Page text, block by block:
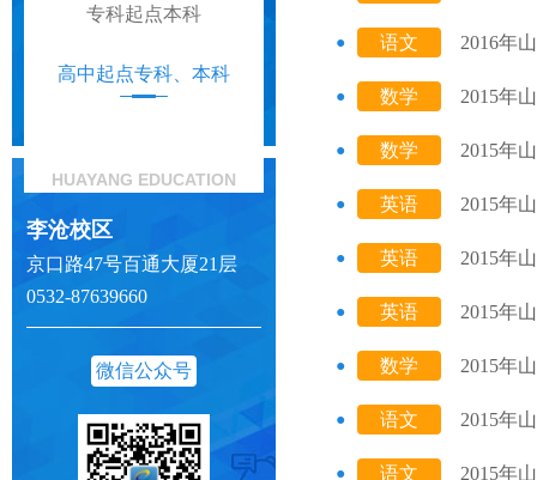
专科起点本科
高中起点专科、本科
HUAYANG EDUCATION
李沧校区
京口路47号百通大厦21层
0532-87639660
微信公众号
语文 2016年
数学
2015年
数学
2015年
英语 2015年
英语 2015年
英语 2015年
数学
2015年
语文 2015年
语文 2015年